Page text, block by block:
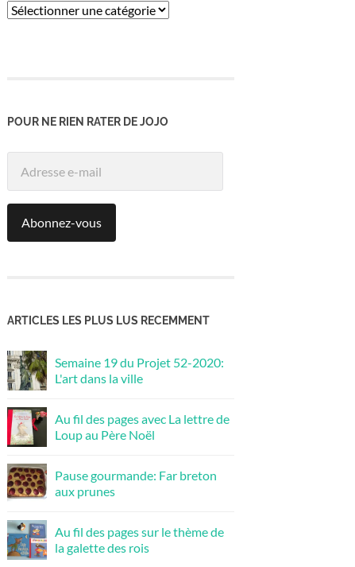
Catégories
POUR NE RIEN RATER DE JOJO
Abonnez-vous
ARTICLES LES PLUS LUS RECEMMENT
Semaine 19 du Projet 52-2020:
L'art dans la ville
Au fil des pages avec La lettre de
Loup au Père Noël
Pause gourmande: Far breton
aux prunes
Au fil des pages sur le thème de
la galette des rois